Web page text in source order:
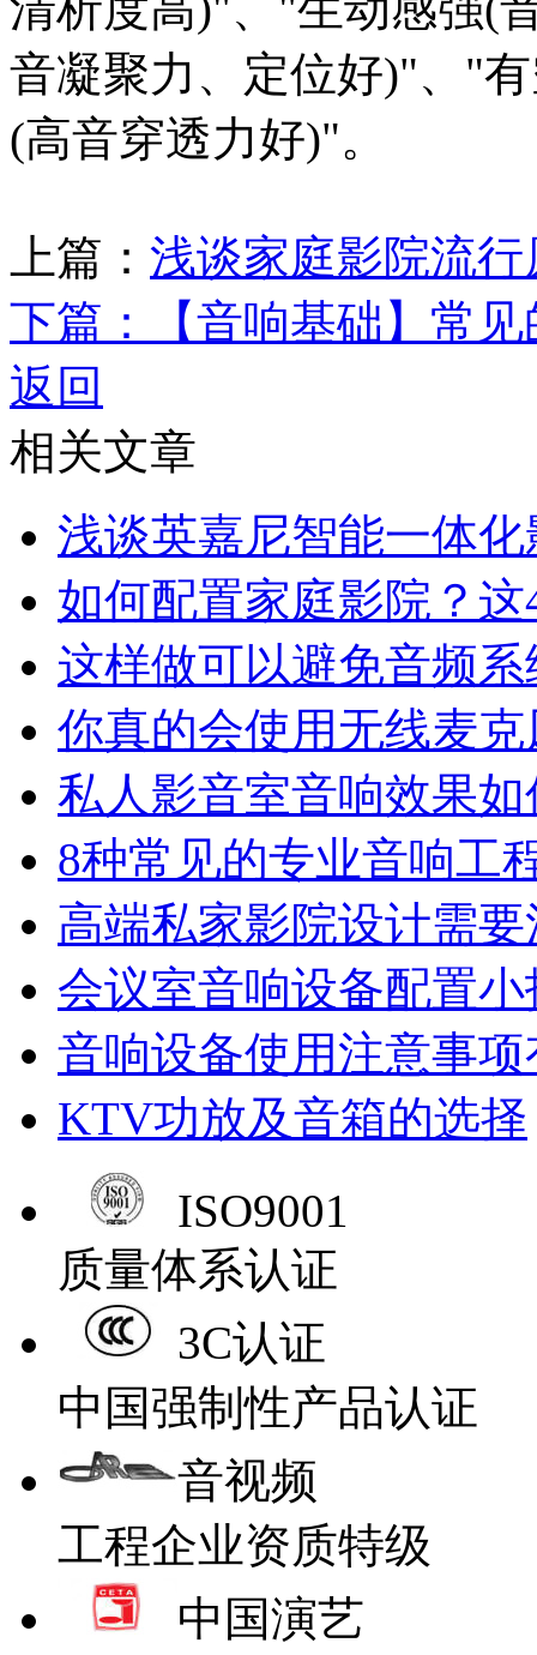
音凝聚力、定位好)"、"
(高音穿透力好)"。
上篇： 浅谈家庭影院流
下篇：
【音响基础】常
返回
相关文章
浅谈英嘉尼智能一体
如何配置家庭影院？
这样做可以避免音频
你真的会使用无线麦
私人影音室音响效果
8种常见的专业音响工
高端私家影院设计需
会议室音响设备配置小
音响设备使用注意事
KTV功放及音箱的选择
ISO9001
质量体系认证
3C认证
中国强制性产品认证
音视频
工程企业资质特级
中国演艺